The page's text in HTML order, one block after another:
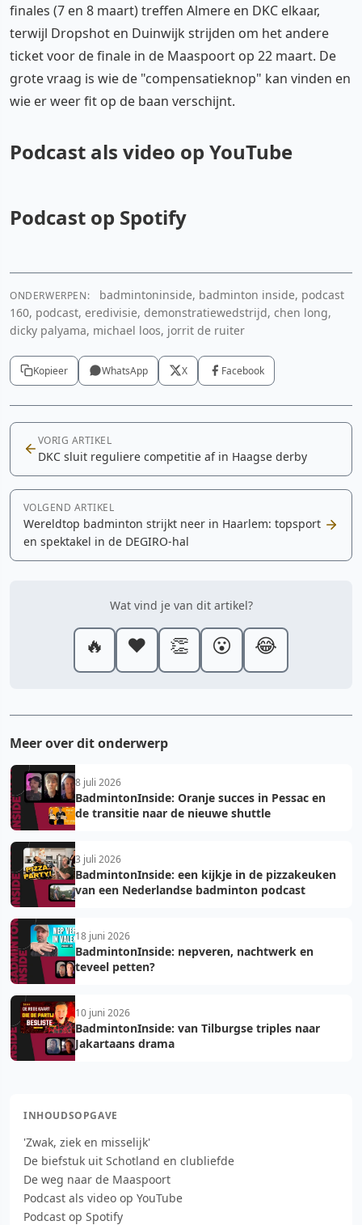
finales (7 en 8 maart) treffen Almere en DKC elkaar,
terwijl Dropshot en Duinwijk strijden om het andere
ticket voor de finale in de Maaspoort op 22 maart. De
grote vraag is wie de "compensatieknop" kan vinden en
wie er weer fit op de baan verschijnt.
Podcast als video op YouTube
Podcast op Spotify
Spotify
ONDERWERPEN:
badmintoninside, badminton inside, podcast
160, podcast, eredivisie, demonstratiewedstrijd, chen long,
dicky palyama, michael loos, jorrit de ruiter
Kopieer WhatsApp X Facebook
VORIG ARTIKEL
DKC sluit reguliere competitie af in Haagse derby
VOLGEND ARTIKEL
Wereldtop badminton strijkt neer in Haarlem: topsport
en spektakel in de DEGIRO-hal
Wat vind je van dit artikel?
🔥 ❤️ 👏 😮 😂
Meer over dit onderwerp
8 juli 2026
BadmintonInside: Oranje succes in Pessac en
de transitie naar de nieuwe shuttle
3 juli 2026
BadmintonInside: een kijkje in de pizzakeuken
van een Nederlandse badminton podcast
18 juni 2026
BadmintonInside: nepveren, nachtwerk en
teveel petten?
10 juni 2026
BadmintonInside: van Tilburgse triples naar
Jakartaans drama
INHOUDSOPGAVE
'Zwak, ziek en misselijk'
De biefstuk uit Schotland en clubliefde
De weg naar de Maaspoort
Podcast als video op YouTube
Podcast op Spotify